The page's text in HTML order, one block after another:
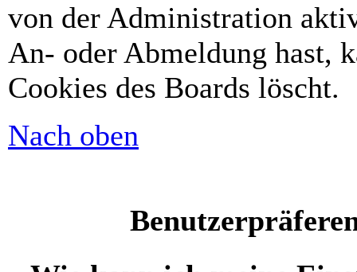
von der Administration
An- oder Abmeldung hast,
Cookies des Boards löscht.
Nach oben